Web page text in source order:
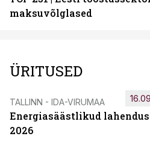
maksuvõlglased
ÜRITUSED
TALLINN - IDA-VIRUMAA
Energiasäästlikud
2026